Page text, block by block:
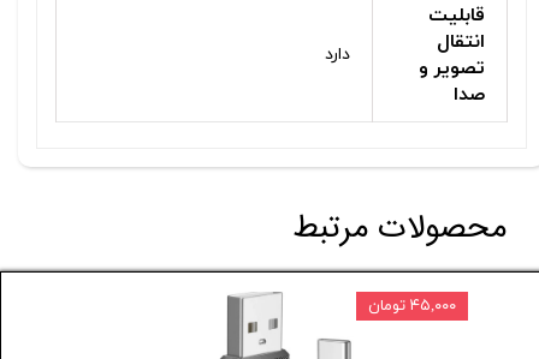
قابلیت
انتقال
تصویر و
صدا
دارد
محصولات مرتبط
۴۵,۰۰۰ تومان